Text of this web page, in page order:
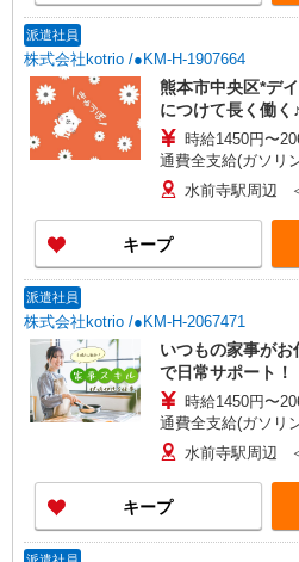
派遣社員
株式会社kotrio /●KM-H-1907664
熊本市中央区*デ
につけて長く働く♪
時給1450円〜
通費全支給(ガソリ
水前寺駅周辺
キープ
派遣社員
株式会社kotrio /●KM-H-2067471
いつもの家事が
で日常サポート！
時給1450円〜
通費全支給(ガソリ
水前寺駅周辺
キープ